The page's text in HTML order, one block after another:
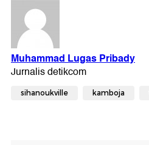
sihanoukville kamboja